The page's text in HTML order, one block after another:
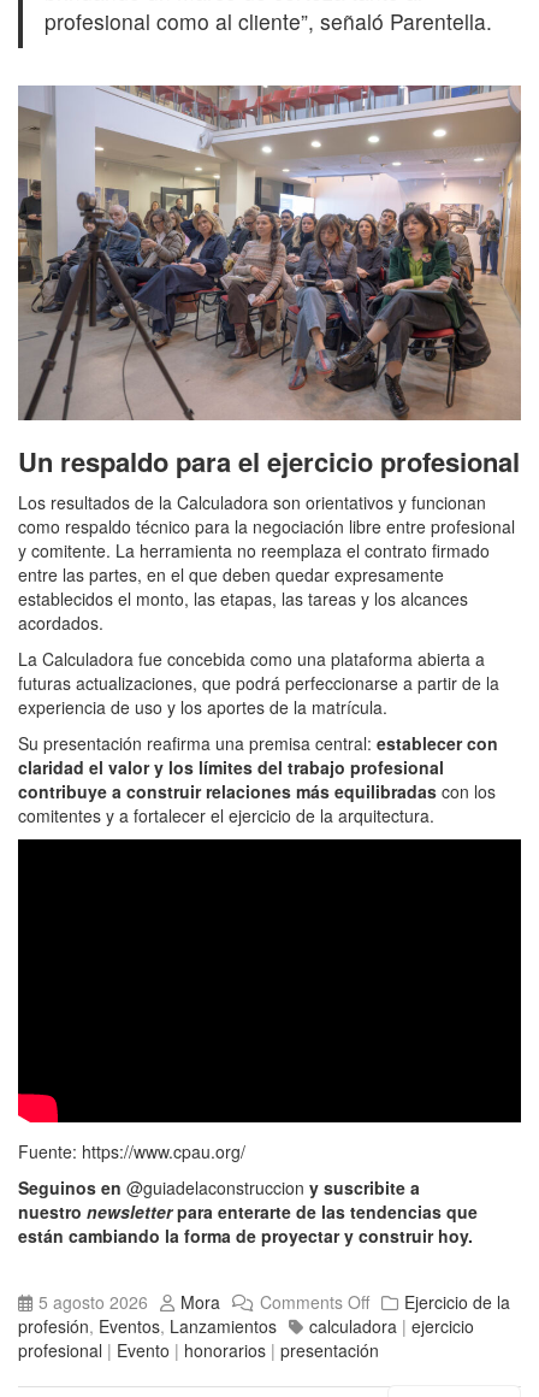
profesional como al cliente”, señaló Parentella.
Un respaldo para el ejercicio profesional
Los resultados de la Calculadora son orientativos y funcionan
como respaldo técnico para la negociación libre entre profesional
y comitente. La herramienta no reemplaza el contrato firmado
entre las partes, en el que deben quedar expresamente
establecidos el monto, las etapas, las tareas y los alcances
acordados.
La Calculadora fue concebida como una plataforma abierta a
futuras actualizaciones, que podrá perfeccionarse a partir de la
experiencia de uso y los aportes de la matrícula.
Su presentación reafirma una premisa central: establecer con
claridad el valor y los límites del trabajo profesional
contribuye a construir relaciones más equilibradas con los
comitentes y a fortalecer el ejercicio de la arquitectura.
Fuente: https://www.cpau.org/
Seguinos en @guiadelaconstruccion y suscribite a
nuestro newsletterpara enterarte de las tendencias que
están cambiando la forma de proyectar y construir hoy.
5 agosto 2026 Mora Comments Off
Ejercicio de la
profesión, Eventos, Lanzamientos calculadora | ejercicio
profesional | Evento | honorarios | presentación